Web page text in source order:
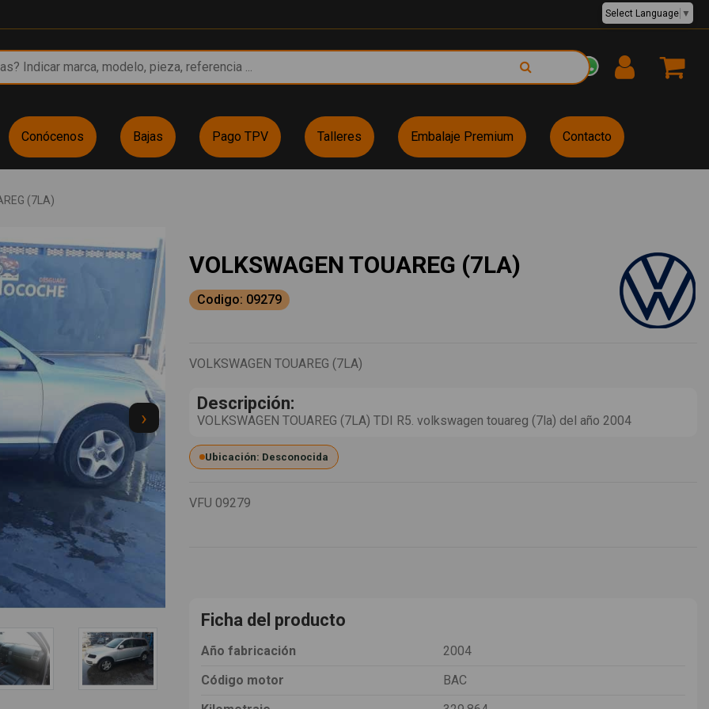
EUR €
Select Language ▼
Conócenos Bajas Pago TPV Talleres Embalaje Premium Contacto
(7LA)
›
VOLKSWAGEN TOUAREG (7LA)
Codigo: 09279
VOLKSWAGEN TOUAREG (7LA)
Descripción:
VOLKSWAGEN TOUAREG (7LA) TDI R5. volkswagen touareg (7la) del año 2004
Ubicación: Desconocida
VFU 09279
Ficha del producto
Año fabricación
2004
Código motor
BAC